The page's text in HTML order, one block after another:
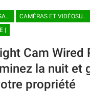
APPAREILS INTÉRESSANTS
CAMÉRAS ET VIDÉOSURVEILLANCE
|
Cam Wired
la nuit et
propriété